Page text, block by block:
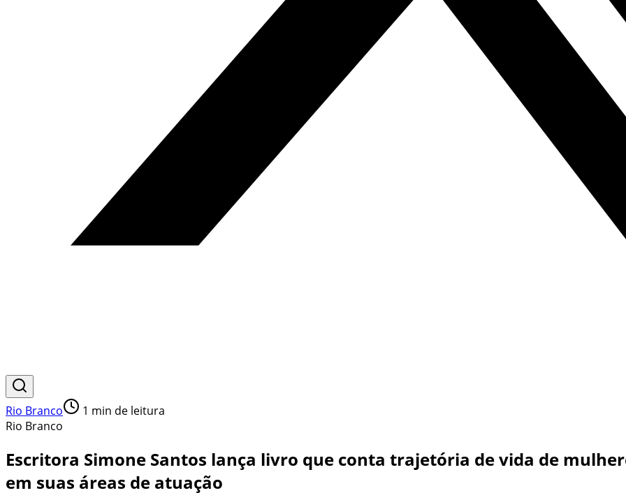
Rio Branco 1 min de leitura
Rio Branco
Escritora Simone Santos lança livro que conta trajetória de vida de
em suas áreas de atuação